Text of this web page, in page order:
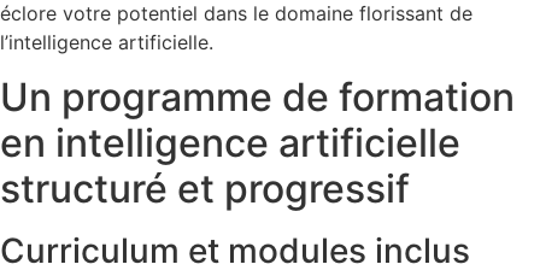
éclore votre potentiel dans le domaine florissant de
l’intelligence artificielle.
Un programme de formation
en intelligence artificielle
structuré et progressif
Curriculum et modules inclus